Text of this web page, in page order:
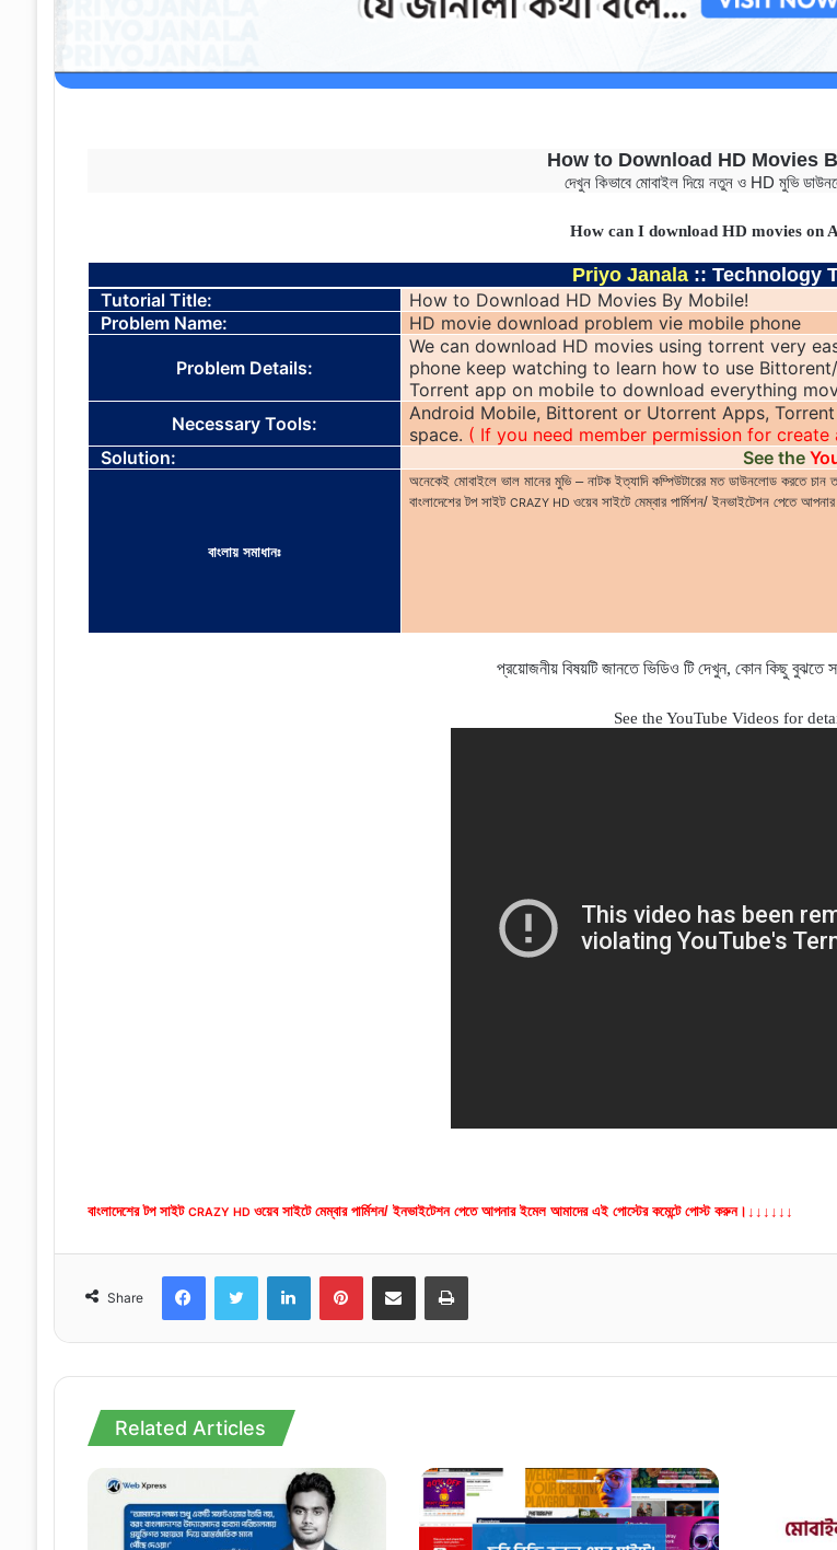
How to Download HD Movies
দেখুন কিভাবে মোবাইল দিয়ে নতুন ও HD মুভি
How can I download HD movies on
Priyo Janala:: Technology
Tutorial Title:
How to Download HD Movies By Mobile!
Problem Name:
HD movie download problem vie mobile phone
Problem Details:
We can download HD movies using torrent very
phone keep watching to learn how to use
Torrent app on mobile to download everything
Necessary Tools:
Android Mobile, Bittorent or Utorrent Apps,
space. ( If you need member permission for create
Solution:
See the
বাংলায় সমাধানঃ
অনেকেই মোবাইলে ভাল মানের মুভি – নাটক ইত্যাদি কম্পিউটারের মত ডাউনলোড করতে
বাংলাদেশের টপ সাইট CRAZY HD ওয়েব সাইটে মেম্বার পার্মিশন/ ইনভাইটেশন পেতে
প্রয়োজনীয় বিষয়টি জানতে ভিডিও টি দেখুন,কোন কিছু বুঝতে
See the YouTube Videos for
বাংলাদেশের টপ সাইট CRAZY HD ওয়েব সাইটে মেম্বার পার্মিশন/ ইনভাইটেশন পেতে আপনার ইমেল আমাদের এই পোস্টের কমেন্টে পোস্ট করুন। ↓↓↓↓↓↓
Share
Facebook Twitter LinkedIn Pinterest Share via Email Print
Related Articles